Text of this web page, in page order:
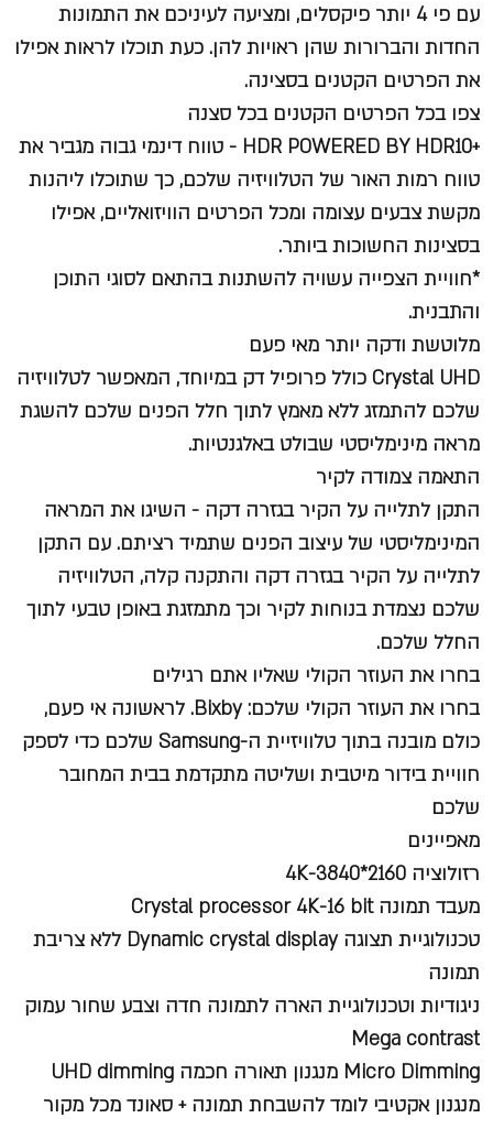
עם פי 4 יותר פיקסלים, ומציעה לעיניכם את התמונות
החדות והברורות שהן ראויות להן. כעת תוכלו לראות אפילו
את הפרטים הקטנים בסצינה.
צפו בכל הפרטים הקטנים בכל סצנה
+HDR POWERED BY HDR10 - טווח דינמי גבוה מגביר את
טווח רמות האור של הטלוויזיה שלכם, כך שתוכלו ליהנות
מקשת צבעים עצומה ומכל הפרטים הוויזואליים, אפילו
בסצינות החשוכות ביותר.
*חוויית הצפייה עשויה להשתנות בהתאם לסוגי התוכן
והתבנית.
מלוטשת ודקה יותר מאי פעם
Crystal UHD כולל פרופיל דק במיוחד, המאפשר לטלוויזיה
שלכם להתמזג ללא מאמץ לתוך חלל הפנים שלכם להשגת
מראה מינימליסטי שבולט באלגנטיות.
התאמה צמודה לקיר
התקן לתלייה על הקיר בגזרה דקה - השיגו את המראה
המינימליסטי של עיצוב הפנים שתמיד רציתם. עם התקן
לתלייה על הקיר בגזרה דקה והתקנה קלה, הטלוויזיה
שלכם נצמדת בנוחות לקיר וכך מתמזגת באופן טבעי לתוך
החלל שלכם.
בחרו את העוזר הקולי שאליו אתם רגילים
בחרו את העוזר הקולי שלכם: Bixby. לראשונה אי פעם,
כולם מובנה בתוך טלוויזיית ה-Samsung שלכם כדי לספק
חוויית בידור מיטבית ושליטה מתקדמת בבית המחובר
שלכם
מאפיינים
רזולוציה 4K-3840*2160
מעבד תמונה Crystal processor 4K-16 bit
טכנולוגיית תצוגה Dynamic crystal display ללא צריבת
תמונה
ניגודיות וטכנולוגיית הארה לתמונה חדה וצבע שחור עמוק
Mega contrast
Micro Dimming מנגנון תאורה חכמה UHD dimming
מנגנון אקטיבי לומד להשבחת תמונה + סאונד מכל מקור